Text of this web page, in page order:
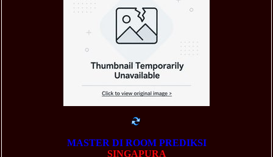
MASTER DI ROOM PREDIKSI
SINGAPURA